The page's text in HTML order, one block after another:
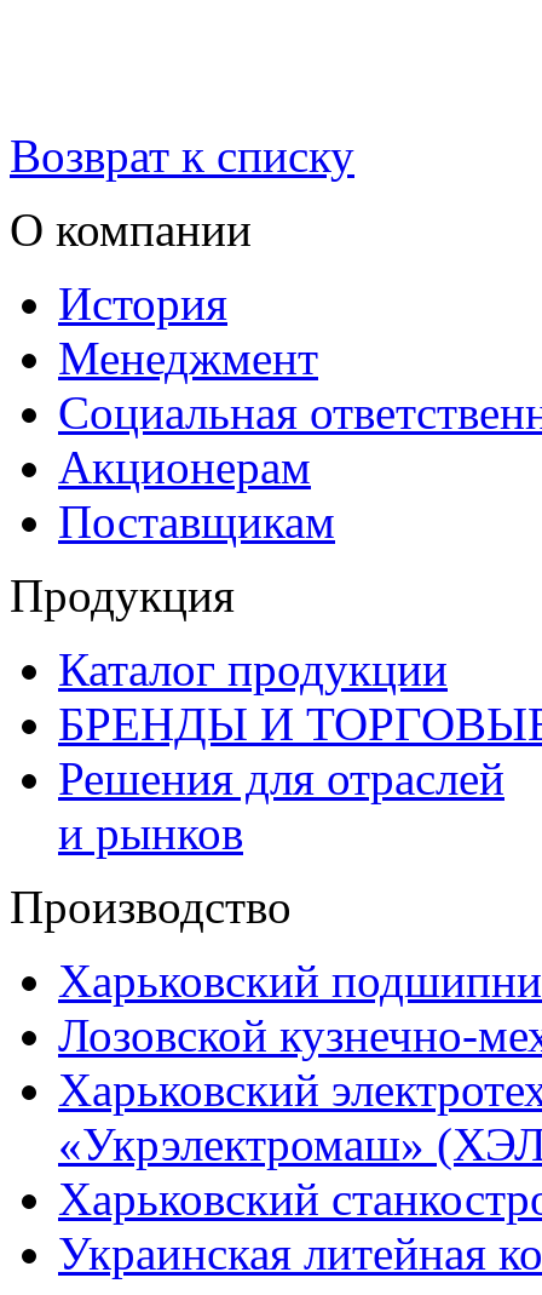
Возврат к списку
О компании
История
Менеджмент
Социальная
Акционерам
Поставщикам
Продукция
Каталог продукции
БРЕНДЫ И
Решения для отраслей
и рынков
Производство
Харьковский
Лозовской кузнечно-
Харьковский
«Укрэлектромаш»
Харьковский
Украинская литейная